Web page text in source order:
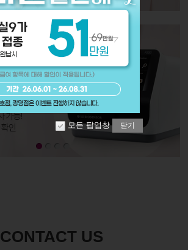
모든 팝업창 닫기
CONTACT US